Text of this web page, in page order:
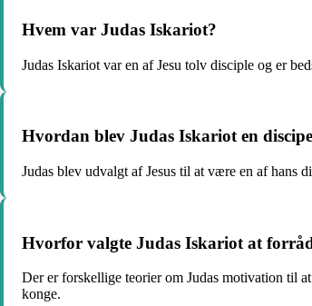
Hvem var Judas Iskariot?
Judas Iskariot var en af ​​Jesu tolv disciple og er
Hvordan blev Judas Iskariot en
Judas blev udvalgt af Jesus til at være en af ​​hans
Hvorfor valgte Judas Iskariot at
Der er forskellige teorier om Judas motivation til
konge.